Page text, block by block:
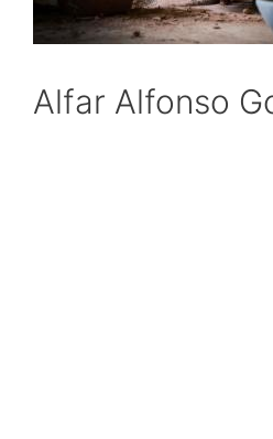
Alfar Alfonso